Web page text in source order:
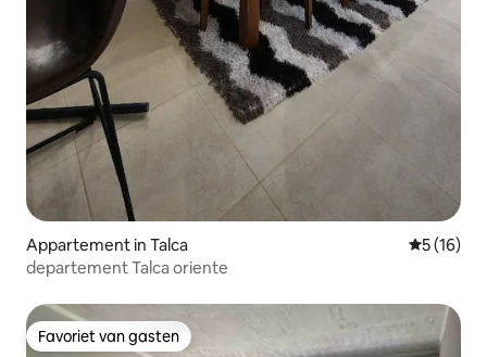
Appartement in Talca
5 (16)
departement Talca oriente
Favoriet van gasten
Favoriet van gasten